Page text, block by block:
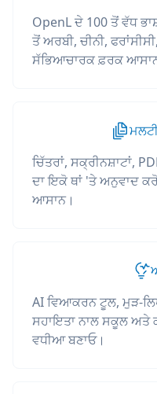
OpenL ਦੇ 100 ਤੋਂ ਵੱਧ
ਤੋਂ ਅਰਬੀ, ਚੀਨੀ,
ਸੱਭਿਆਚਾਰਕ ਫ਼ਰਕ
ਚਿੱਤਰਾਂ, ਸਕ੍ਰੀਨਸ਼ਾਟਾਂ,
ਦਾ ਇਕੋ ਥਾਂ 'ਤੇ ਅਨੁਵਾਦ
ਆਸਾਨ।
AI ਵਿਆਕਰਨ ਟੂਲ, ਮੁੜ-
ਸਹਾਇਤਾ ਨਾਲ ਸਕੂਲ
ਵਧੀਆ ਬਣਾਓ।